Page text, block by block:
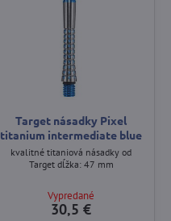
Target násadky Pixel
titanium intermediate blue
kvalitné titaniová násadky od
Target dĺžka: 47 mm
Vypredané
30,5 €